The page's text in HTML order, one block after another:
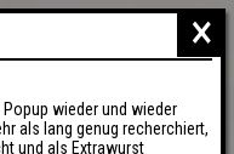
×
wieder und wieder
als lang genug recherchiert,
und als Extrawurst